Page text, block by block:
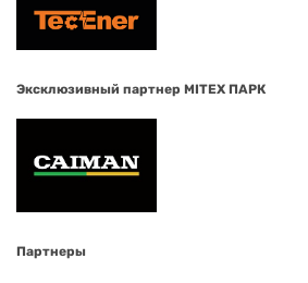
Эксклюзивный партнер MITEX ПАРК
Партнеры